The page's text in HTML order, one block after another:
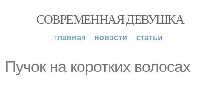
СОВРЕМЕННАЯ ДЕВУШКА
главная новости статьи
Пучок на коротких волосах